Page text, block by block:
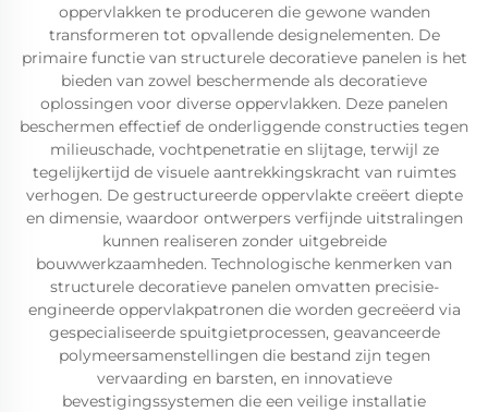
oppervlakken te produceren die gewone wanden
transformeren tot opvallende designelementen. De
primaire functie van structurele decoratieve panelen is het
bieden van zowel beschermende als decoratieve
oplossingen voor diverse oppervlakken. Deze panelen
beschermen effectief de onderliggende constructies tegen
milieuschade, vochtpenetratie en slijtage, terwijl ze
tegelijkertijd de visuele aantrekkingskracht van ruimtes
verhogen. De gestructureerde oppervlakte creëert diepte
en dimensie, waardoor ontwerpers verfijnde uitstralingen
kunnen realiseren zonder uitgebreide
bouwwerkzaamheden. Technologische kenmerken van
structurele decoratieve panelen omvatten precisie-
engineerde oppervlakpatronen die worden gecreëerd via
gespecialiseerde spuitgietprocessen, geavanceerde
polymeersamenstellingen die bestand zijn tegen
vervaarding en barsten, en innovatieve
bevestigingssystemen die een veilige installatie